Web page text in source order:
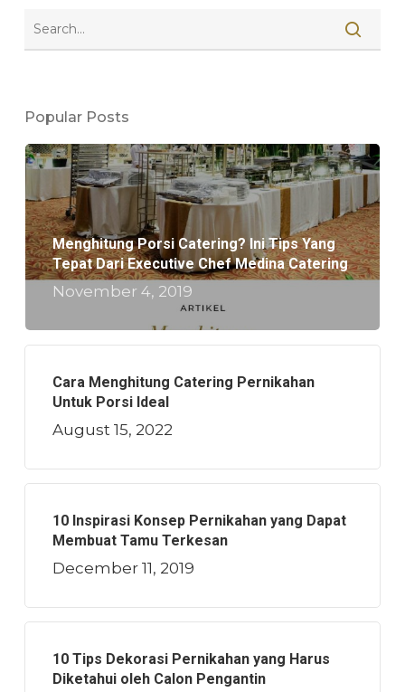
Popular Posts
Menghitung Porsi Catering? Ini Tips Yang
Tepat Dari Executive Chef Medina Catering
November 4, 2019
Cara Menghitung Catering Pernikahan
Untuk Porsi Ideal
August 15, 2022
10 Inspirasi Konsep Pernikahan yang Dapat
Membuat Tamu Terkesan
December 11, 2019
10 Tips Dekorasi Pernikahan yang Harus
Diketahui oleh Calon Pengantin